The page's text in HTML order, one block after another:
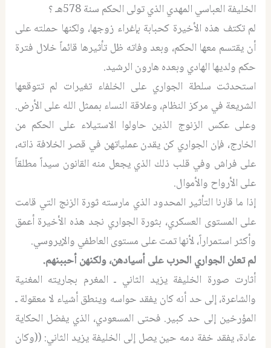
الخليفة العباسي المهدي الذي تولى الحكم سنة 578هـ ؟
لم تكتف هذه الأخيرة كحبابة بإغراء زوجها، ولكنها حملته على
أن يقتسم معها الحكم، وبعد وفاته ظل تأثيرها قائماً خلال فترة
حكم ولديها الهادي وبعده هارون الرشيد.
استحدثت سلطة الجواري على الخلفاء تغيرات لم تتوقعها
الشريعة في مركز النظام، وعلاقة النساء بممثل الله على الأرض.
وعلى عكس الزنوج الذين حاولوا الاستيلاء على الحكم من
الخارج، فإن الجواري كن يقدن عملياتهن في قصر الخلافة ذاته،
على فراش وفي قلب ذلك الذي يجعل منه القانون سيداً مطلقاً
على الأرواح والأموال.
إذا ما قارنا التأثير المحدود الذي مارسته ثورة الزنج التي قامت
على المستوى العسكري، بثورة الجواري نجد هذه الأخيرة أعمق
وأكثر استمراراً، لأنها تمت على مستوى العاطفي والإيروسي.
لم تعلن الجواري الحرب على أسيادهن، ولكنهن أحببنهم.
أثارت صورة الخليفة يزيد الثاني ـ المغرم بجاريته المغنية
والشاعرة، إلى حد أنه كان يفقد حواسه وينطق أشياء لا معقولة ـ
المؤرخين إلى حد كبير. فحتى المسعودي، الذي يفضل الحكاية
عادة، يفقد خفة دمه حين يصل إلى الخليفة يزيد الثاني: ((وكان